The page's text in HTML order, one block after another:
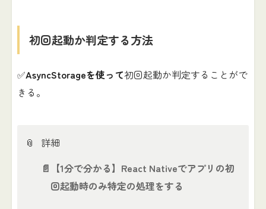
初回起動か判定する方法
✅AsyncStorageを使って初回起動か判定することがで
きる。
📎
詳細
📄 【1分で分かる】React Nativeでアプリの初
回起動時のみ特定の処理をする